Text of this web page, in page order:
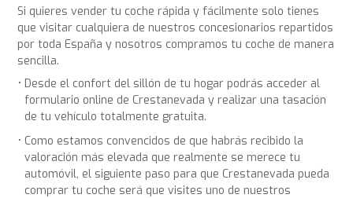
Si quieres vender tu coche rápida y fácilmente solo tienes
que visitar cualquiera de nuestros concesionarios repartidos
por toda España y nosotros compramos tu coche de manera
sencilla.
Desde el confort del sillón de tu hogar podrás acceder al
formulario online de Crestanevada y realizar una tasación
de tu vehículo totalmente gratuita.
Como estamos convencidos de que habrás recibido la
valoración más elevada que realmente se merece tu
automóvil, el siguiente paso para que Crestanevada pueda
comprar tu coche será que visites uno de nuestros